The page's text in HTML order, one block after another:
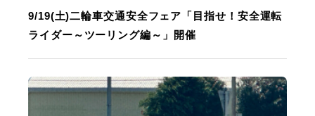
9/19(土)二輪車交通安全フェア「目指せ！安全運転
ライダー～ツーリング編～」開催